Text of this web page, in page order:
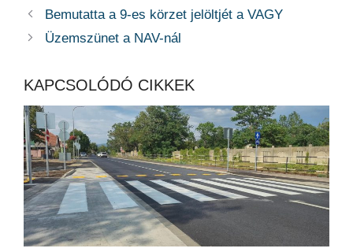
Bemutatta a 9-es körzet jelöltjét a VAGY
Üzemszünet a NAV-nál
KAPCSOLÓDÓ CIKKEK